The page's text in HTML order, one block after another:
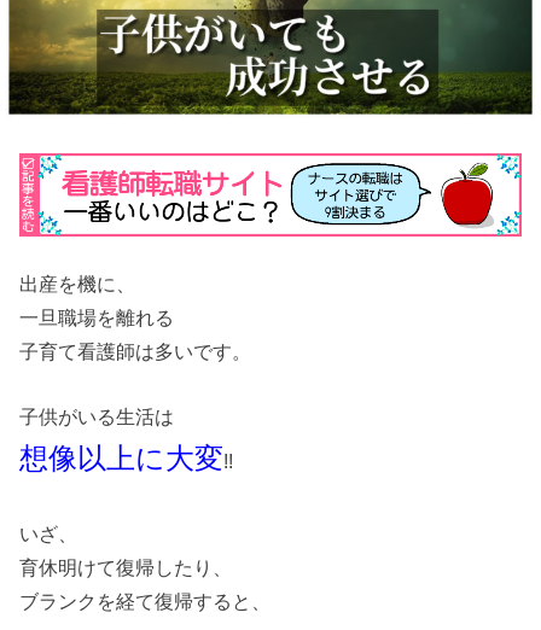
出産を機に、
一旦職場を離れる
子育て看護師は多いです。
子供がいる生活は
想像以上に大変!!
いざ、
育休明けて復帰したり、
ブランクを経て復帰すると、